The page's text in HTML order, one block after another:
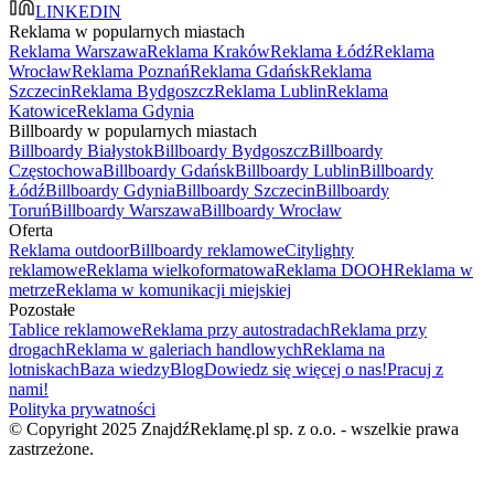
LINKEDIN
Reklama w popularnych miastach
Reklama WarszawaReklama KrakówReklama ŁódźReklama
WrocławReklama PoznańReklama GdańskReklama
SzczecinReklama BydgoszczReklama LublinReklama
KatowiceReklama Gdynia
Billboardy w popularnych miastach
Billboardy BiałystokBillboardy BydgoszczBillboardy
CzęstochowaBillboardy GdańskBillboardy LublinBillboardy
ŁódźBillboardy GdyniaBillboardy SzczecinBillboardy
ToruńBillboardy WarszawaBillboardy Wrocław
Oferta
Reklama outdoorBillboardy reklamoweCitylighty
reklamoweReklama wielkoformatowaReklama DOOHReklama w
metrzeReklama w komunikacji miejskiej
Pozostałe
Tablice reklamoweReklama przy autostradachReklama przy
drogachReklama w galeriach handlowychReklama na
lotniskachBaza wiedzyBlogDowiedz się więcej o nas!Pracuj z
nami!
Polityka prywatności
© Copyright 2025 ZnajdźReklamę.pl sp. z o.o. - wszelkie prawa
zastrzeżone.